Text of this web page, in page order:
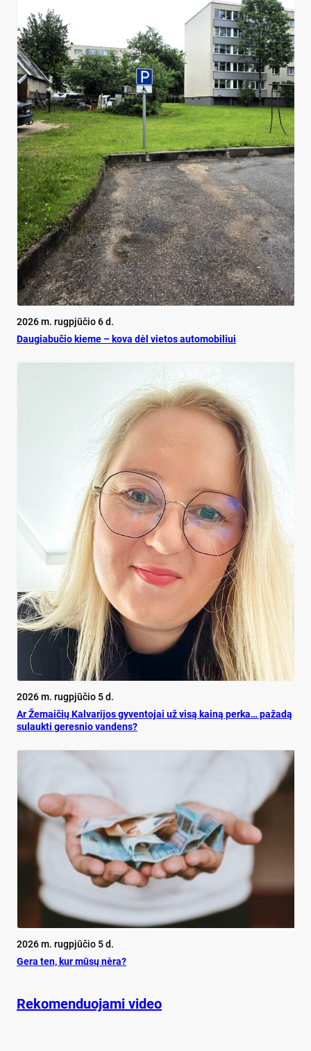
2026 m. rugpjūčio 6 d.
Dau­gia­bu­čio kie­me – ko­va dėl vie­tos au­to­mo­bi­liui
2026 m. rugpjūčio 5 d.
Ar Že­mai­čių Kal­va­ri­jos gy­ven­to­jai už vi­są kai­ną per­ka… pa­ža­dą
su­lauk­ti ge­res­nio van­dens?
2026 m. rugpjūčio 5 d.
Ge­ra ten, kur mū­sų nė­ra?
Rekomenduojami video